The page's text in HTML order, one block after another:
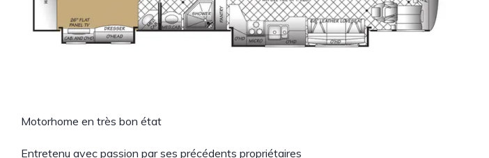
Motorhome en très bon état
Entretenu avec passion par ses précédents propriétaires